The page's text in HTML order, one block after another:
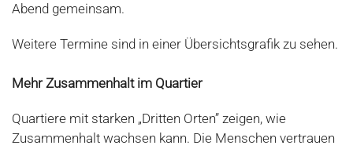
Abend gemeinsam.
Weitere Termine sind in einer Übersichtsgrafik zu sehen.
Mehr Zusammenhalt im Quartier
Quartiere mit starken „Dritten Orten” zeigen, wie
Zusammenhalt wachsen kann. Die Menschen vertrauen